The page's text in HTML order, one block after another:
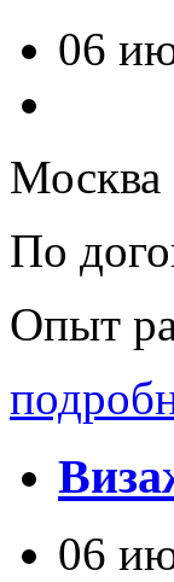
06
Москва
По
Опыт
06